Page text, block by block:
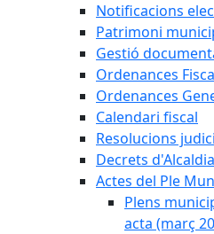
Notificacions
Patrimoni
Gestió
Ordenances
Ordenances
Calendari fiscal
Resolucions
Decrets d'Alcaldia
Actes del Ple
Plens
acta (març